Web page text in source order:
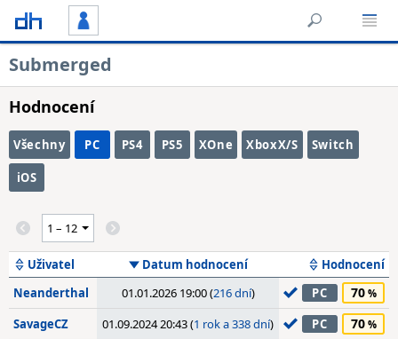
Submerged
Hodnocení
Všechny PC PS4 PS5 XOne XboxX/S Switch
iOS
Uživatel Datum hodnocení
Hodnocení
Neanderthal
01.01.2026 19:00 (216 dní) PC 70
SavageCZ 01.09.2024 20:43 (1 rok a 338 dní) PC 70